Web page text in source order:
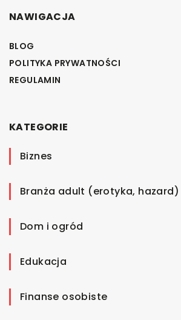
NAWIGACJA
BLOG
POLITYKA PRYWATNOŚCI
REGULAMIN
KATEGORIE
Biznes
Branża adult (erotyka, hazard)
Dom i ogród
Edukacja
Finanse osobiste